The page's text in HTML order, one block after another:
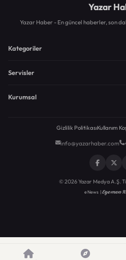
Yazar
Yazar Haber - En güncel haberler, son
Kategoriler
Servisler
Kurumsal
Gizlilik PolitikasıKullanım
info@yazarhaber.com
© 2026 Yazar Medya A.Ş.
eNews |Egemen